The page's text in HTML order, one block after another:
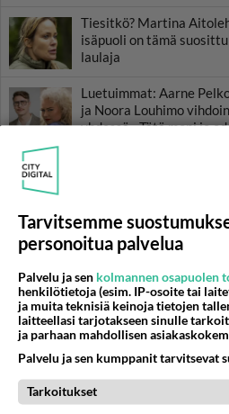
Tiesitkö? Martina
isäpuoli on tämä suosittu
laulaja
Luetuimmat: Aarne
ja Noora Louhimo
yhdessä - Tätä moni jo
Kun yksi kauhallinen ei
Tämä helppo arkiruoka ei
Tarvitsemme
personoitua palvelua
Palvelu ja sen kolmannen osapuolen
henkilötietoja (esim. IP-osoite tai
ja muita teknisiä keinoja tietojen
laitteellasi tarjotakseen sinulle
ja parhaan mahdollisen
Palvelu ja sen kumppanit tarvitsevat
Tarkoitukset